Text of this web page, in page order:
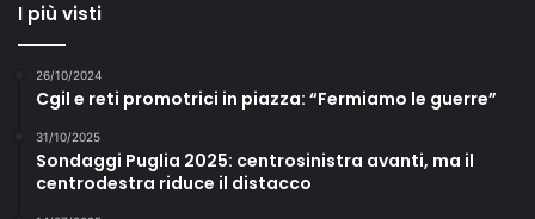
I più visti
26/10/2024
Cgil e reti promotrici in piazza: “Fermiamo le guerre”
31/10/2025
Sondaggi Puglia 2025: centrosinistra avanti, ma il
centrodestra riduce il distacco